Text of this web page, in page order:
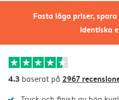
Fasta låga priser,
identiska
4.3 baserat på 2967